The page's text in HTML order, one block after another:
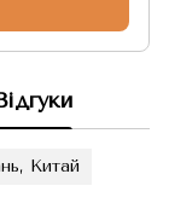
Китай